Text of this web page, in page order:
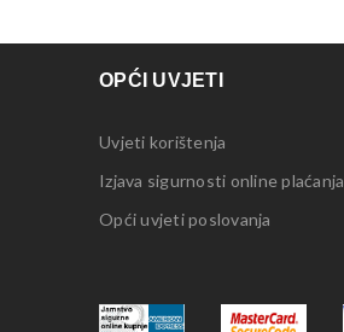
OPĆI UVJETI
Uvjeti korištenja
Izjava sigurnosti online plaćanja
Opći uvjeti poslovanja